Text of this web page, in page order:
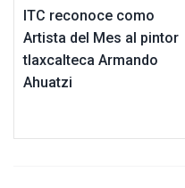
ITC reconoce como
Artista del Mes al pintor
tlaxcalteca Armando
Ahuatzi